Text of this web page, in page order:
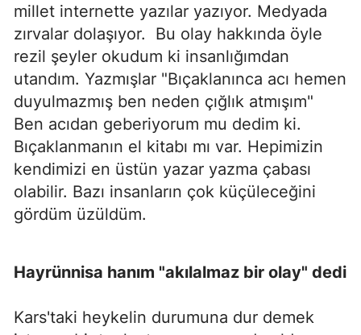
millet internette yazılar yazıyor. Medyada
zırvalar dolaşıyor. Bu olay hakkında öyle
rezil şeyler okudum ki insanlığımdan
utandım. Yazmışlar "Bıçaklanınca acı hemen
duyulmazmış ben neden çığlık atmışım"
Ben acıdan geberiyorum mu dedim ki.
Bıçaklanmanın el kitabı mı var. Hepimizin
kendimizi en üstün yazar yazma çabası
olabilir. Bazı insanların çok küçüleceğini
gördüm üzüldüm.
Hayrünnisa hanım "akılalmaz bir olay" dedi
Kars'taki heykelin durumuna dur demek